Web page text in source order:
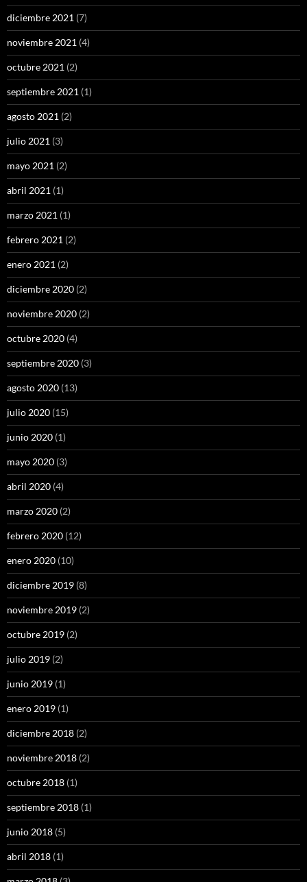
diciembre 2021 (7)
noviembre 2021 (4)
octubre 2021 (2)
septiembre 2021 (1)
agosto 2021 (2)
julio 2021 (3)
mayo 2021 (2)
abril 2021 (1)
marzo 2021 (1)
febrero 2021 (2)
enero 2021 (2)
diciembre 2020 (2)
noviembre 2020 (2)
octubre 2020 (4)
septiembre 2020 (3)
agosto 2020 (13)
julio 2020 (15)
junio 2020 (1)
mayo 2020 (3)
abril 2020 (4)
marzo 2020 (2)
febrero 2020 (12)
enero 2020 (10)
diciembre 2019 (8)
noviembre 2019 (2)
octubre 2019 (2)
julio 2019 (2)
junio 2019 (1)
enero 2019 (1)
diciembre 2018 (2)
noviembre 2018 (2)
octubre 2018 (1)
septiembre 2018 (1)
junio 2018 (5)
abril 2018 (1)